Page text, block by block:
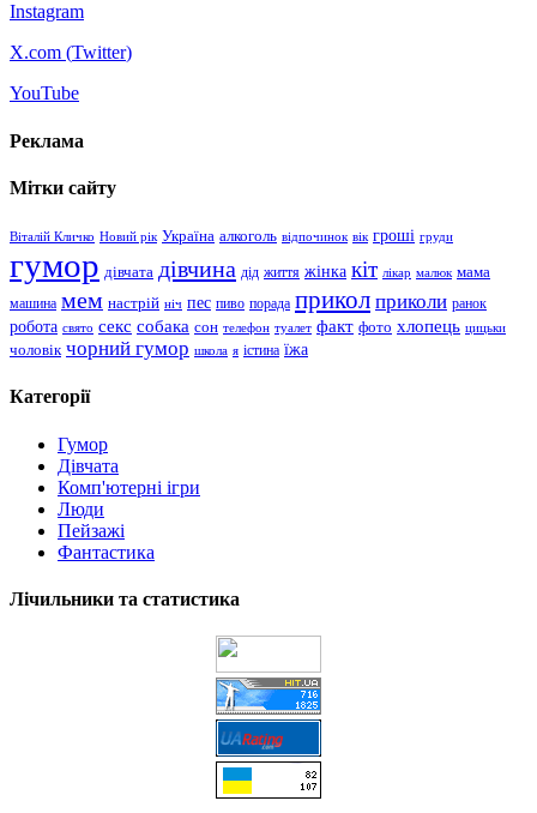
Instagram
X.com (Twitter)
YouTube
Реклама
Мітки сайту
Віталій Кличко Новий рік Україна алкоголь відпочинок вік гроші груди
гумор дівчата дівчина дід життя жінка кіт лікар малюк мама
машина мем настрій ніч пес пиво порада прикол приколи ранок
робота свято секс собака сон телефон туалет факт фото хлопець цицьки
чоловік чорний гумор школа я істина їжа
Категорії
Гумор
Дівчата
Комп'ютерні ігри
Люди
Пейзажі
Фантастика
Лічильники та статистика